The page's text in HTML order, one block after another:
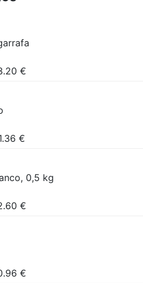
€
€
0,5 kg
€
€